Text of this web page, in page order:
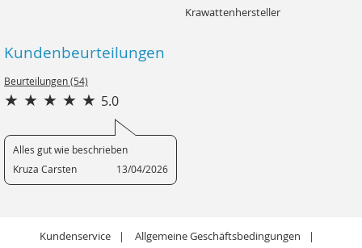
Krawattenhersteller
Kundenbeurteilungen
Beurteilungen (54)
5.0
Alles gut wie beschrieben
Kruza Carsten
13/04/2026
Kundenservice Allgemeine Geschäftsbedingungen